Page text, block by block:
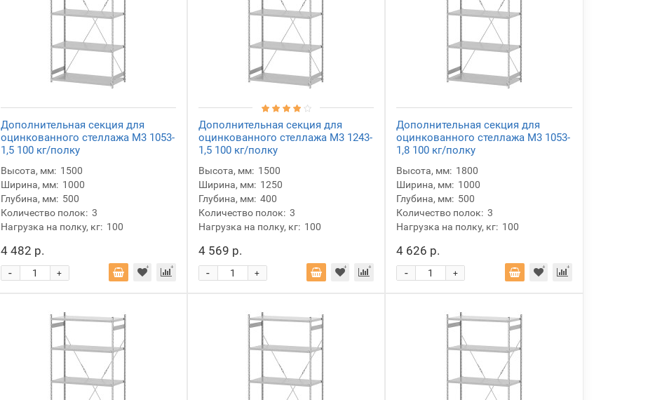
Дополнительная секция для
оцинкованного стеллажа М3 1053-
1,5 100 кг/полку
Высота, мм: 1500
Ширина, мм: 1000
Глубина, мм: 500
Количество полок: 3
Нагрузка на полку, кг: 100
4 482 р.
+
-
Дополнительная секция для
оцинкованного стеллажа М3 1243-
1,5 100 кг/полку
Высота, мм: 1500
Ширина, мм: 1250
Глубина, мм: 400
Количество полок: 3
Нагрузка на полку, кг: 100
4 569 р.
+
-
Дополнительная секция для
оцинкованного стеллажа М3 1053-
1,8 100 кг/полку
Высота, мм: 1800
Ширина, мм: 1000
Глубина, мм: 500
Количество полок: 3
Нагрузка на полку, кг: 100
4 626 р.
+
-